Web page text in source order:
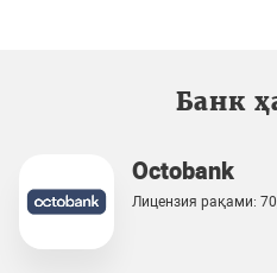
Банк
Octobank
Лицензия рақами: